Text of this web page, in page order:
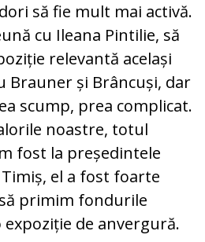
să fie mult mai activă.
cu Ileana Pintilie, să
relevantă același
Brauner și Brâncuși, dar
scump, prea complicat.
noastre, totul
fost la președintele
el a fost foarte
primim fondurile
de anvergură.